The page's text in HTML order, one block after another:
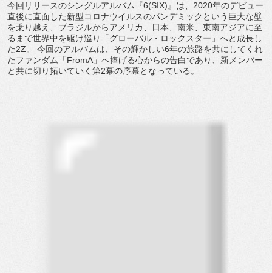
今回リリースのシングルアルバム『6(SIX)』は、 2020年のデビュー
直後に直面した新型コロナウイルスのパンデミックという巨大な壁
を乗り越え、ブラジルからアメリカ、日本、 南米、東南アジアに至
るまで世界中を駆け巡り「グローバル・ ロックスター」へと成長し
た2Z。 今回のアルバムは、 その輝かしい6年の旅路を共にしてくれ
たファンダム「FromA」へ捧げる心からの告白であり、 新メンバー
と共に切り拓いていく第2幕の序幕となっている。